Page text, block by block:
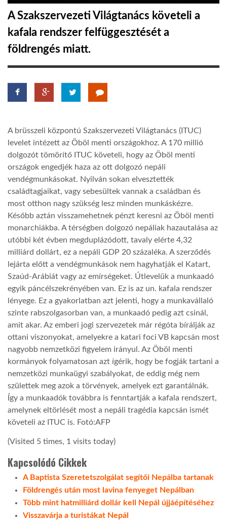
GLOBOTV BP
HÍR3D
GLOBOTV
AFRIKA TUDÁSTÁR
A NAP SZÉPE
LINKTR.EE
DOBRAVERO.HU
LATIMO.HU
A Szakszervezeti Világtanács követeli a
kafala rendszer felfüggesztését a
földrengés miatt.
A brüsszeli központú Szakszervezeti Világtanács (ITUC)
levelet intézett az Öböl menti országokhoz. A 170 millió
dolgozót tömörítő ITUC követeli, hogy az Öböl menti
országok engedjék haza az ott dolgozó nepáli
vendégmunkásokat. Nyilván sokan elvesztették
családtagjaikat, vagy sebesültek vannak a családban és
most otthon nagy szükség lesz minden munkáskézre.
Később aztán visszamehetnek pénzt keresni az Öböl menti
monarchiákba. A térségben dolgozó nepáliak hazautalása az
utóbbi két évben megduplázódott, tavaly elérte 4,32
milliárd dollárt, ez a nepáli GDP 20 százaléka. A szerződés
lejárta előtt a vendégmunkások nem hagyhatják el Katart,
Szaúd-Arábiát vagy az emírségeket. Útlevelük a munkaadó
egyik páncélszekrényében van. Ez is az un. kafala rendszer
lényege. Ez a gyakorlatban azt jelenti, hogy a munkavállaló
szinte rabszolgasorban van, a munkaadó pedig azt csinál,
amit akar. Az emberi jogi szervezetek már régóta bírálják az
ottani viszonyokat, amelyekre a katari foci VB kapcsán most
nagyobb nemzetközi figyelem irányul. Az Öböl menti
kormányok folyamatosan azt ígérik, hogy be fogják tartani a
nemzetközi munkaügyi szabályokat, de eddig még nem
születtek meg azok a törvények, amelyek ezt garantálnák.
Így a munkaadók továbbra is fenntartják a kafala rendszert,
amelynek eltörlését most a nepáli tragédia kapcsán ismét
követeli az ITUC is. Fotó:AFP
(Visited 5 times, 1 visits today)
Kapcsolódó Cikkek
A Baptista Szeretetszolgálat segítői Nepálba tartanak
Földrengés után most lavina fenyeget Nepálban
Több mint hatmilliárd dollár kell Nepál újjáépítéséhez
Visszavárja a turistákat Nepál